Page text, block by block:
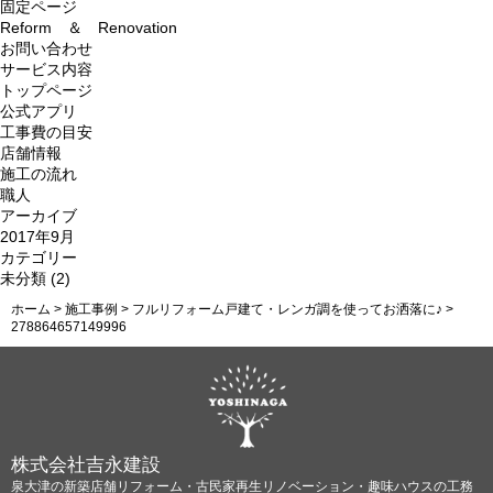
固定ページ
Reform ＆ Renovation
お問い合わせ
サービス内容
トップページ
公式アプリ
工事費の目安
店舗情報
施工の流れ
職人
アーカイブ
2017年9月
カテゴリー
未分類 (2)
ホーム > 施工事例 > フルリフォーム戸建て・レンガ調を使ってお洒落に♪ >
278864657149996
株式会社吉永建設
泉大津の新築店舗リフォーム・古民家再生リノベーション・趣味ハウスの工務